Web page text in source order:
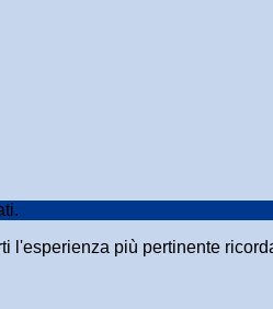
l'esperienza più pertinente